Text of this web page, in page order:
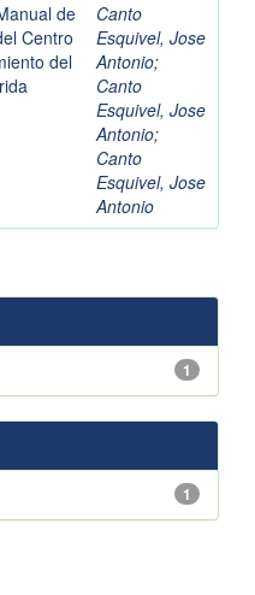
de
Centro
del
Canto
Esquivel, Jose
Antonio;
Canto
Esquivel, Jose
Antonio;
Canto
Esquivel, Jose
Antonio
1
1